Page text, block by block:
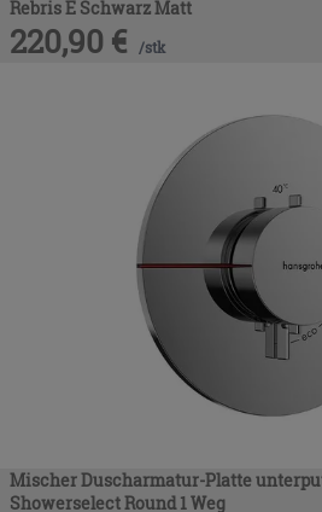
Rebris E Schwarz Matt
220,90 € /stk
Mischer Duscharmatur-Platte
Showerselect Round 1 Weg